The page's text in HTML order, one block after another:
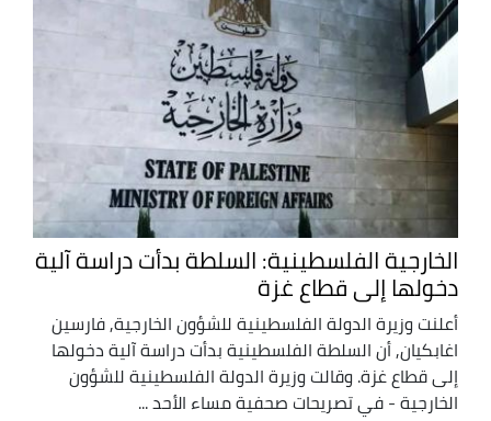
الخارجية الفلسطينية: السلطة بدأت دراسة آلية
دخولها إلى قطاع غزة
أعلنت وزيرة الدولة الفلسطينية للشؤون الخارجية, فارسين
اغابكيان, أن السلطة الفلسطينية بدأت دراسة آلية دخولها
إلى قطاع غزة. وقالت وزيرة الدولة الفلسطينية للشؤون
الخارجية - في تصريحات صحفية مساء الأحد ...